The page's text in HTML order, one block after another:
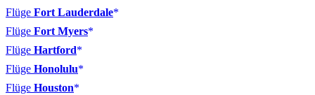
Flüge Fort Lauderdale
Flüge Fort Myers
Flüge Hartford
Flüge Honolulu
Flüge Houston